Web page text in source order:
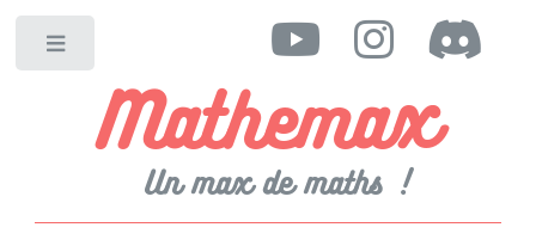
Mathemax
Un max de maths !